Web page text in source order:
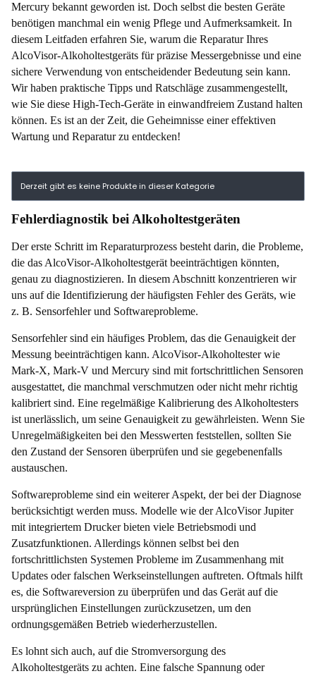
Mercury bekannt geworden ist. Doch selbst die besten Geräte
benötigen manchmal ein wenig Pflege und Aufmerksamkeit. In
diesem Leitfaden erfahren Sie, warum die Reparatur Ihres
AlcoVisor-Alkoholtestgeräts für präzise Messergebnisse und eine
sichere Verwendung von entscheidender Bedeutung sein kann.
Wir haben praktische Tipps und Ratschläge zusammengestellt,
wie Sie diese High-Tech-Geräte in einwandfreiem Zustand halten
können. Es ist an der Zeit, die Geheimnisse einer effektiven
Wartung und Reparatur zu entdecken!
Produktliste
Derzeit gibt es keine Produkte in dieser Kategorie
Fehlerdiagnostik bei Alkoholtestgeräten
Der erste Schritt im Reparaturprozess besteht darin, die Probleme,
die das AlcoVisor-Alkoholtestgerät beeinträchtigen könnten,
genau zu diagnostizieren. In diesem Abschnitt konzentrieren wir
uns auf die Identifizierung der häufigsten Fehler des Geräts, wie
z. B. Sensorfehler und Softwareprobleme.
Sensorfehler sind ein häufiges Problem, das die Genauigkeit der
Messung beeinträchtigen kann. AlcoVisor-Alkoholtester wie
Mark-X, Mark-V und Mercury sind mit fortschrittlichen Sensoren
ausgestattet, die manchmal verschmutzen oder nicht mehr richtig
kalibriert sind. Eine regelmäßige Kalibrierung des Alkoholtesters
ist unerlässlich, um seine Genauigkeit zu gewährleisten. Wenn Sie
Unregelmäßigkeiten bei den Messwerten feststellen, sollten Sie
den Zustand der Sensoren überprüfen und sie gegebenenfalls
austauschen.
Softwareprobleme sind ein weiterer Aspekt, der bei der Diagnose
berücksichtigt werden muss. Modelle wie der AlcoVisor Jupiter
mit integriertem Drucker bieten viele Betriebsmodi und
Zusatzfunktionen. Allerdings können selbst bei den
fortschrittlichsten Systemen Probleme im Zusammenhang mit
Updates oder falschen Werkseinstellungen auftreten. Oftmals hilft
es, die Softwareversion zu überprüfen und das Gerät auf die
ursprünglichen Einstellungen zurückzusetzen, um den
ordnungsgemäßen Betrieb wiederherzustellen.
Es lohnt sich auch, auf die Stromversorgung des
Alkoholtestgeräts zu achten. Eine falsche Spannung oder